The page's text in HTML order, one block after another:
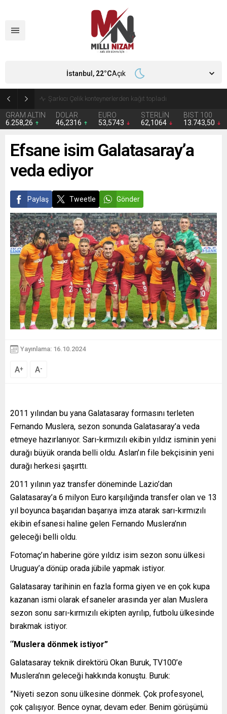
İran 2 ülkeyi birden vurdu
GRAM ALTIN
6.258,26
DOLAR
46,2316
EURO
53,5743
STERLİN
62,1064
BIST 100
13.743,50
İstanbul, 22°CAçık
Efsane isim Galatasaray’a
veda ediyor
Paylaş Tweetle Gönder
Yayınlama: 16.10.2024
A+ A-
2011 yılından bu yana Galatasaray formasını terleten
Fernando Muslera, sezon sonunda Galatasaray’a veda
etmeye hazırlanıyor. Sarı-kırmızılı ekibin yıldız isminin yeni
durağı büyük oranda belli oldu. Aslan’ın file bekçisinin yeni
durağı herkesi şaşırttı.
2011 yılının yaz transfer döneminde Lazio’dan
Galatasaray’a 6 milyon Euro karşılığında transfer olan ve 13
yıl boyunca başarıdan başarıya imza atarak sarı-kırmızılı
ekibin efsanesi haline gelen Fernando Muslera’nın
geleceği belli oldu.
Fotomaç’ın haberine göre yıldız isim sezon sonu ülkesi
Uruguay’a dönüp orada jübile yapmak istiyor.
Galatasaray tarihinin en fazla forma giyen ve en çok kupa
kazanan ismi olarak efsaneler arasında yer alan Muslera
sezon sonu sarı-kırmızılı ekipten ayrılıp, futbolu ülkesinde
bırakmak istiyor.
‘‘Muslera dönmek istiyor”
Galatasaray teknik direktörü Okan Buruk, TV100’e
Muslera’nın geleceği hakkında konuştu. Buruk:
”Niyeti sezon sonu ülkesine dönmek. Çok profesyonel,
çok çalışıyor. Bence oynar, devam eder. Benim görüşümü